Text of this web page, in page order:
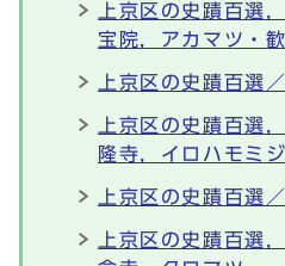
上京区の史蹟百選
宝院，アカマツ・
上京区の史蹟百選
上京区の史蹟百選
隆寺，イロハモミジ
上京区の史蹟百選
上京区の史蹟百選